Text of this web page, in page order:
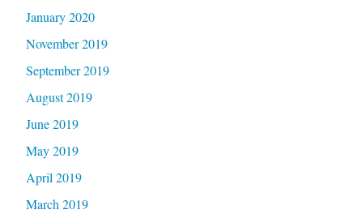
January 2020
November 2019
September 2019
August 2019
June 2019
May 2019
April 2019
March 2019